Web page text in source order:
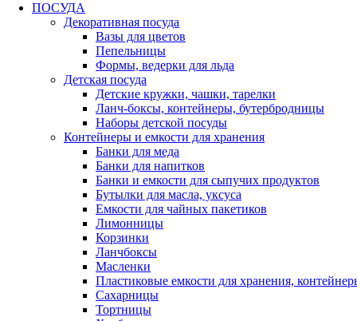
ПОСУДА
Декоративная посуда
Вазы для цветов
Пепельницы
Формы, ведерки для льда
Детская посуда
Детские кружки, чашки, тарелки
Ланч-боксы, контейнеры, бутербродницы
Наборы детской посуды
Контейнеры и емкости для хранения
Банки для меда
Банки для напитков
Банки и емкости для сыпучих продуктов
Бутылки для масла, уксуса
Емкости для чайных пакетиков
Лимонницы
Корзинки
Ланчбоксы
Масленки
Пластиковые емкости для хранения,
Сахарницы
Тортницы